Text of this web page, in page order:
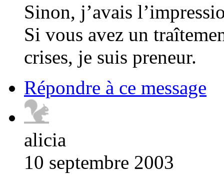
Sinon, j’avais
Si vous avez un
crises, je suis preneur.
Répondre à ce message
alicia
10 septembre 2003